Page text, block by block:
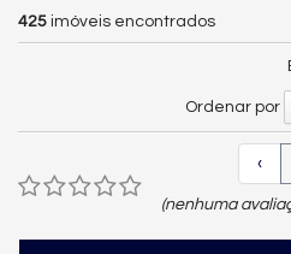
425 imóveis encontrados
Ordenar por
‹
(nenhuma